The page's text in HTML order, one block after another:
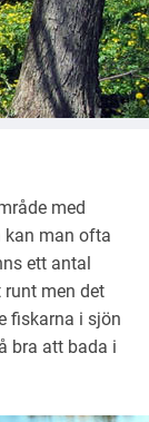
Aktiviteter
Smultronställen
Pristävlingar
med
kan man ofta
ett antal
runt men det
fiskarna i sjön
bra att bada i